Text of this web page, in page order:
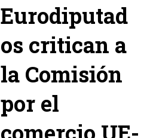
Eurodiputad
os critican a
la Comisión
por el